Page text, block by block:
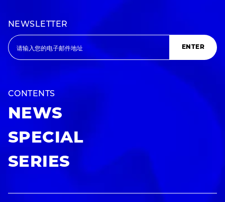
NEWSLETTER
ENTER
CONTENTS
NEWS
SPECIAL
SERIES